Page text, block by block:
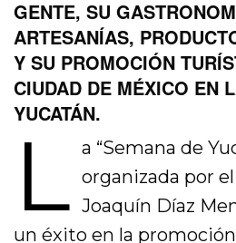
GENTE, SU
ARTESANÍAS,
Y SU PROMOCIÓN
CIUDAD DE MÉXICO EN
YUCATÁN.
L a “Semana de
organizada por
Joaquín Díaz
un éxito en la